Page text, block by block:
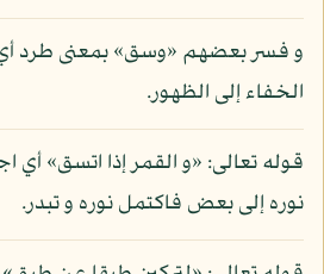
و فسر بعضهم «وسق» بمعنى طرد
الخفاء إلى الظهور.
قوله تعالى: «و القمر إذا اتسق»
نوره إلى بعض فاكتمل نوره و تبدر.